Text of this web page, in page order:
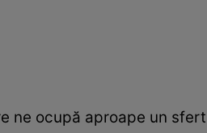
ne ocupă aproape un